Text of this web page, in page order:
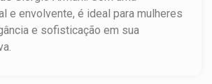
e envolvente, é ideal para mulheres
e sofisticação em sua